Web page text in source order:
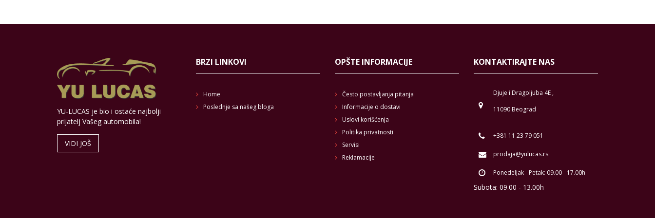
YU-LUCAS je bio i ostaće najbolji
prijatelj Vašeg automobila!
VIDI JOŠ
BRZI LINKOVI
Home
Poslednje sa našeg bloga
OPŠTE INFORMACIJE
Često postavljanja pitanja
Informacije o dostavi
Uslovi korišćenja
Politika privatnosti
Servisi
Reklamacije
KONTAKTIRAJTE NAS
Djuje i Dragoljuba 4E ,
11090 Beograd
+381 11 23 79 051
prodaja@yulucas.rs
Ponedeljak - Petak: 09.00 - 17.00h
Subota: 09.00 - 13.00h